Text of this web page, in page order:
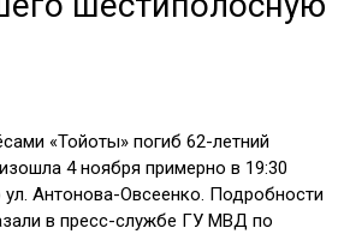
«Тойоты» погиб 62-летний
4 ноября примерно в 19:30
Антонова-Овсеенко. Подробности
в пресс-службе ГУ МВД по